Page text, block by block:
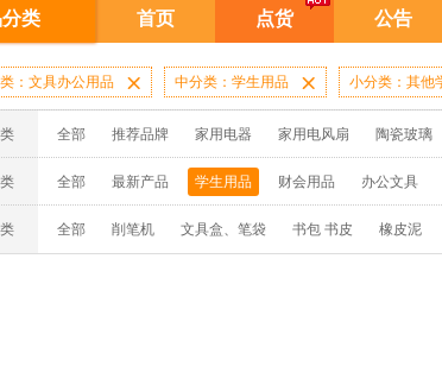
类 首页 点货 公告
：文具办公用品  中分类：学生用品  小分类：其他
全部 推荐品牌 家用电器 家用电风扇 陶瓷玻璃
全部 最新产品 学生用品 财会用品 办公文具
全部 削笔机 文具盒、笔袋 书包 书皮 橡皮泥